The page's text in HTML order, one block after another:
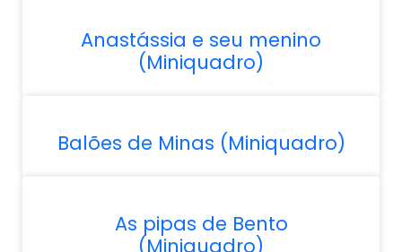
Anastássia e seu menino
(Miniquadro)
Balões de Minas (Miniquadro)
As pipas de Bento
(Miniquadro)